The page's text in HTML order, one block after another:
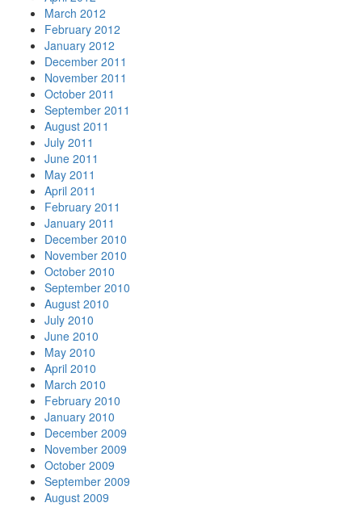
March 2012
February 2012
January 2012
December 2011
November 2011
October 2011
September 2011
August 2011
July 2011
June 2011
May 2011
April 2011
February 2011
January 2011
December 2010
November 2010
October 2010
September 2010
August 2010
July 2010
June 2010
May 2010
April 2010
March 2010
February 2010
January 2010
December 2009
November 2009
October 2009
September 2009
August 2009